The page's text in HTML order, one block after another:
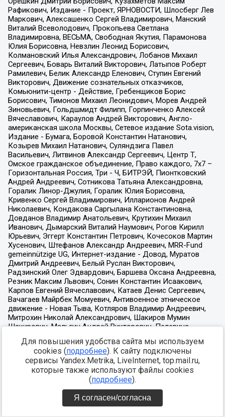
Для повышения удобства сайта мы используем
cookies (подробнее). К сайту подключены
сервисы Yandex.Metrika, LiveInternet, top.mail.ru,
которые также используют файлы cookies
(подробнее).
Я согласен/согласна